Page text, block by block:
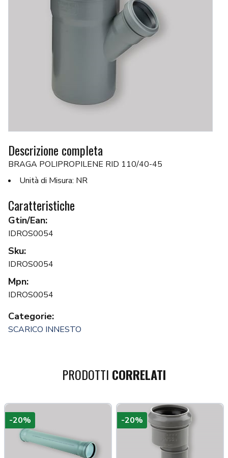
Descrizione completa
BRAGA POLIPROPILENE RID 110/40-45
Unità di Misura: NR
Caratteristiche
Gtin/Ean:
IDROS0054
Sku:
IDROS0054
Mpn:
IDROS0054
Categorie:
SCARICO INNESTO
PRODOTTI CORRELATI
più tardi
-20% -20%